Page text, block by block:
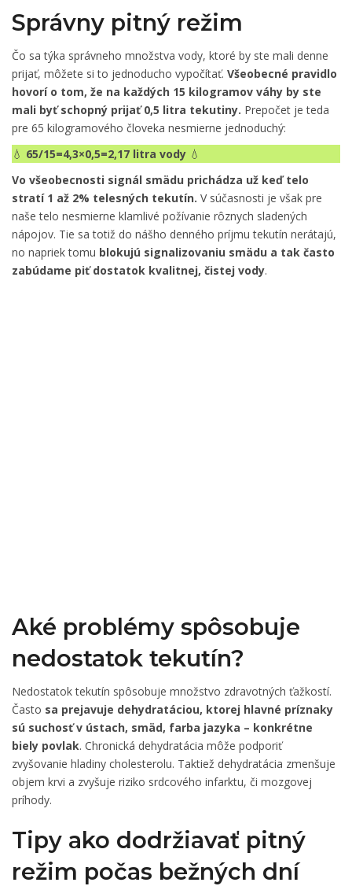
Správny pitný režim
Čo sa týka správneho množstva vody, ktoré by ste mali denne
prijať, môžete si to jednoducho vypočítať. Všeobecné pravidlo
hovorí o tom, že na každých 15 kilogramov váhy by ste
mali byť schopný prijať 0,5 litra tekutiny. Prepočet je teda
pre 65 kilogramového človeka nesmierne jednoduchý:
💧 65/15=4,3×0,5=2,17 litra vody 💧
Vo všeobecnosti signál smädu prichádza už keď telo
stratí 1 až 2% telesných tekutín. V súčasnosti je však pre
naše telo nesmierne klamlivé požívanie rôznych sladených
nápojov. Tie sa totiž do nášho denného príjmu tekutín nerátajú,
no napriek tomu blokujú signalizovaniu smädu a tak často
zabúdame piť dostatok kvalitnej, čistej vody.
Aké problémy spôsobuje
nedostatok tekutín?
Nedostatok tekutín spôsobuje množstvo zdravotných ťažkostí.
Často sa prejavuje dehydratáciou, ktorej hlavné príznaky
sú suchosť v ústach, smäd, farba jazyka – konkrétne
biely povlak. Chronická dehydratácia môže podporiť
zvyšovanie hladiny cholesterolu. Taktiež dehydratácia zmenšuje
objem krvi a zvyšuje riziko srdcového infarktu, či mozgovej
príhody.
Tipy ako dodržiavať pitný
režim počas bežných dní